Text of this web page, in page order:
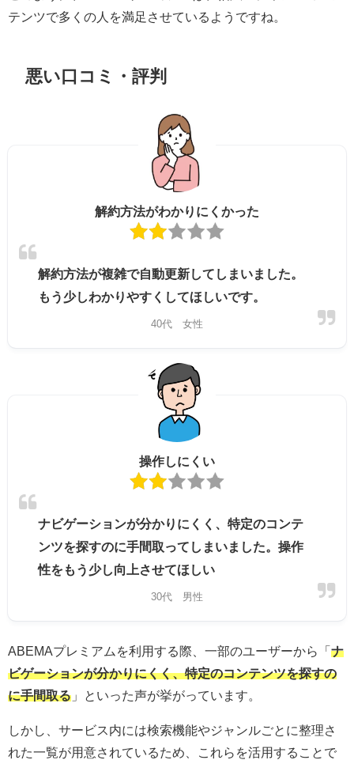
テンツで多くの人を満足させているようですね。
悪い口コミ・評判
解約方法がわかりにくかった
解約方法が複雑で自動更新してしまいました。
もう少しわかりやすくしてほしいです。
40代 女性
操作しにくい
ナビゲーションが分かりにくく、特定のコンテ
ンツを探すのに手間取ってしまいました。操作
性をもう少し向上させてほしい
30代 男性
ABEMAプレミアムを利用する際、一部のユーザーから「 ナ
ビゲーションが分かりにくく、特定のコンテンツを探すの
に手間取る 」といった声が挙がっています。
しかし、サービス内には検索機能やジャンルごとに整理さ
れた一覧が用意されているため、これらを活用することで